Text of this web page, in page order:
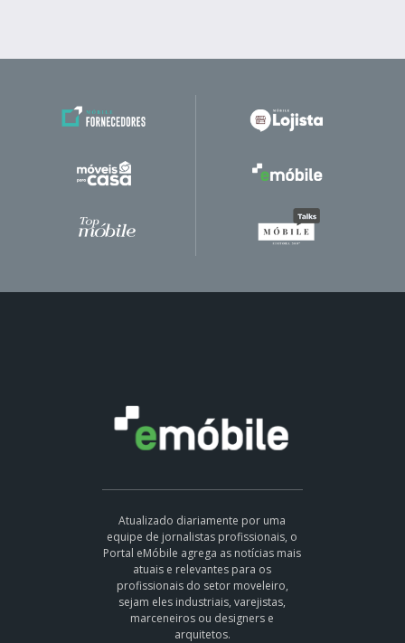
Atualizado diariamente por uma
equipe de jornalistas profissionais, o
Portal eMóbile agrega as notícias mais
atuais e relevantes para os
profissionais do setor moveleiro,
sejam eles industriais, varejistas,
marceneiros ou designers e
arquitetos.